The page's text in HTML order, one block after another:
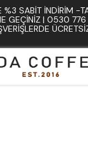
SABIT İNDIRIM -
GEÇINIZ | 0530